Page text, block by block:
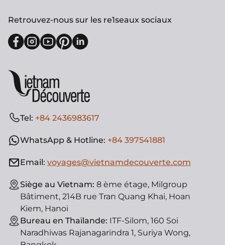
Tel: +84 2436983617
WhatsApp & Hotline: +84 397541881
Email: voyages@vietnamdecouverte.com
Siège au Vietnam: 8 ème étage, Milgroup
Bâtiment, 214B rue Tran Quang Khai, Hoan
Kiem, Hanoi
Bureau en Thaïlande: ITF-Silom, 160 Soi
Naradhiwas Rajanagarindra 1, Suriya Wong,
Retrouvez-nous sur les re1seaux sociaux